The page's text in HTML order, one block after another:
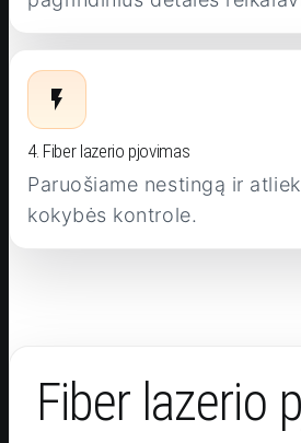
4. Fiber lazerio pjovimas
Paruošiame nestingą ir
kokybės kontrole.
Fiber lazerio